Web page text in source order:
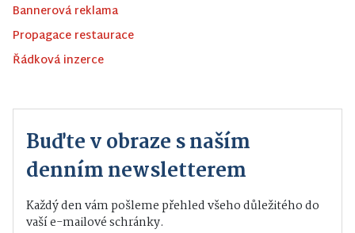
Bannerová reklama
Propagace restaurace
Řádková inzerce
Buďte v obraze s naším
denním newsletterem
Každý den vám pošleme přehled všeho důležitého do
vaší e-mailové schránky.